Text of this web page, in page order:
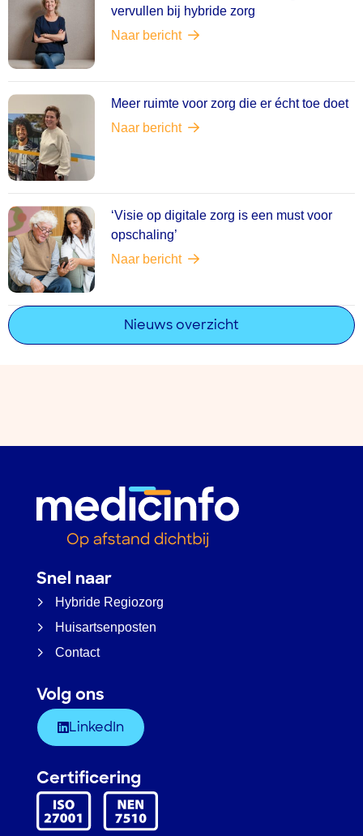
vervullen bij hybride zorg
Naar bericht
Meer ruimte voor zorg die er écht toe doet
Naar bericht
‘Visie op digitale zorg is een must voor
opschaling’
Naar bericht
Nieuws overzicht
Snel naar
Hybride Regiozorg
Huisartsenposten
Contact
Volg ons
LinkedIn
Certificering